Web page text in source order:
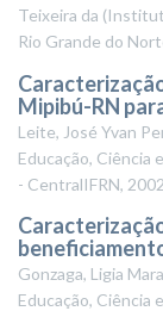
Teixeira da (
Rio Grande do
Mipibú-RN
Leite, José Yvan
Educação, Ciência
- CentralIFRN, 2002
Gonzaga, Ligia
Educação, Ciência